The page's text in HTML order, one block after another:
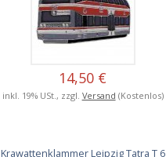
14,50 €
inkl. 19% USt., zzgl. Versand (Kostenlos)
Krawattenklammer Leipzig Tatra T 6